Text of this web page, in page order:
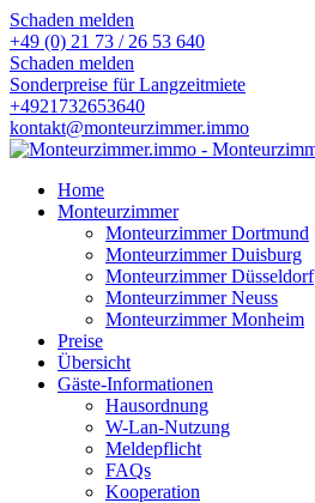
Schaden melden
+49 (0) 21 73 / 26 53 640
Schaden melden
Sonderpreise für Langzeitmiete
+4921732653640
kontakt@monteurzimmer.immo
Home
Monteurzimmer
Monteurzimmer Dortmund
Monteurzimmer Duisburg
Monteurzimmer Düsseldorf
Monteurzimmer Neuss
Monteurzimmer Monheim
Preise
Übersicht
Gäste-Informationen
Hausordnung
W-Lan-Nutzung
Meldepflicht
FAQs
Kooperation